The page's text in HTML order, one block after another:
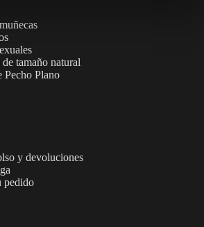
tamaño natural
Pecho Plano
y devoluciones
pedido